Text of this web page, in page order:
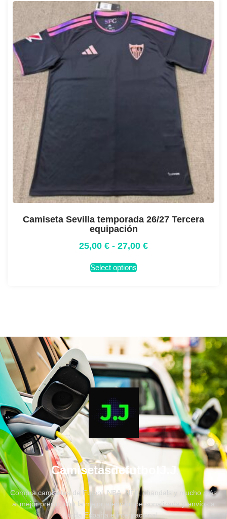
Camiseta Sevilla temporada 26/27 Tercera
equipación
25,00 € - 27,00 €
Select options
CamisetasdefutbolJ.J
Compra camisetas de Fútbol, NBA, NFL, chandals y mucho más
al mejor precio, con la mejor atención personalizada y envíos a
toda España e internacional.